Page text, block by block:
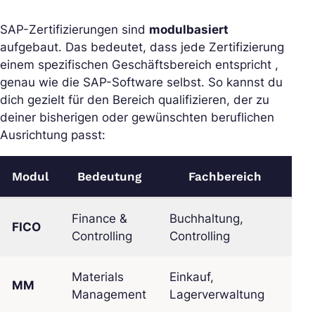
SAP-Zertifizierungen sind modulbasiert
aufgebaut. Das bedeutet, dass jede Zertifizierung
einem spezifischen Geschäftsbereich entspricht ,
genau wie die SAP-Software selbst. So kannst du
dich gezielt für den Bereich qualifizieren, der zu
deiner bisherigen oder gewünschten beruflichen
Ausrichtung passt:
Modul Bedeutung Fachbereich
FICO
Finance &
Controlling
Buchhaltung,
Controlling
MM
Materials
Management
Einkauf,
Lagerverwaltung